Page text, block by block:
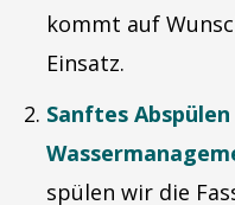
kommt auf
Einsatz.
Sanftes
spülen wir die